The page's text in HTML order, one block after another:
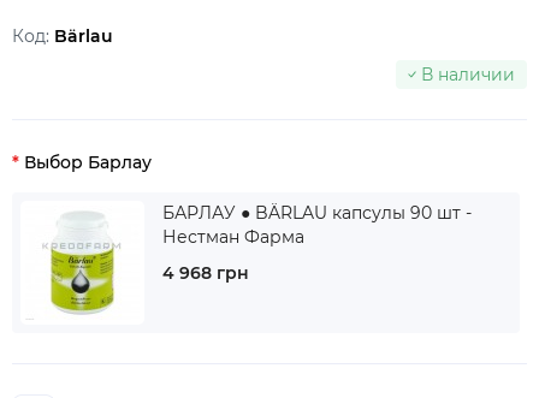
Код: Bärlau
В наличии
Выбор Барлау
БАРЛАУ ● BÄRLAU капсулы 90 шт -
Нестман Фарма
4 968 грн